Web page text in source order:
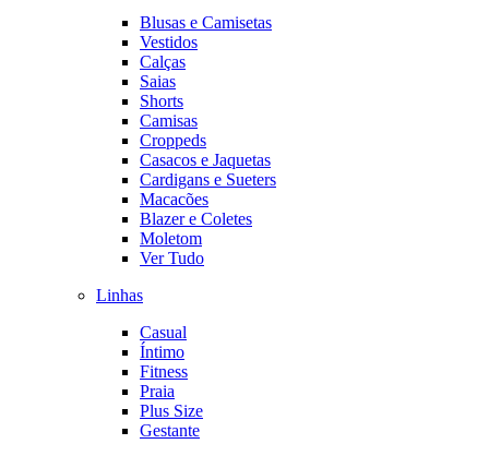
Blusas e Camisetas
Vestidos
Calças
Saias
Shorts
Camisas
Croppeds
Casacos e Jaquetas
Cardigans e Sueters
Macacões
Blazer e Coletes
Moletom
Ver Tudo
Linhas
Casual
Íntimo
Fitness
Praia
Plus Size
Gestante